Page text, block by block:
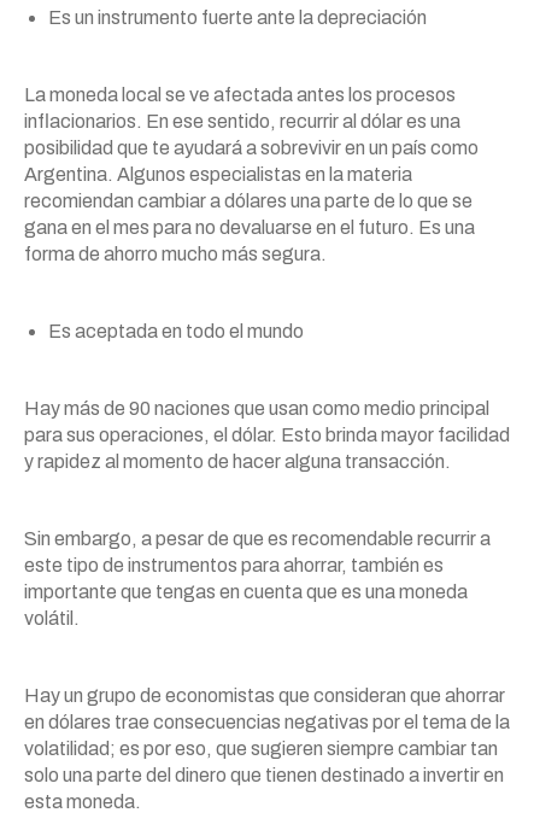
Es un instrumento fuerte ante la depreciación
La moneda local se ve afectada antes los procesos
inflacionarios. En ese sentido, recurrir al dólar es una
posibilidad que te ayudará a sobrevivir en un país como
Argentina. Algunos especialistas en la materia
recomiendan cambiar a dólares una parte de lo que se
gana en el mes para no devaluarse en el futuro. Es una
forma de ahorro mucho más segura.
Es aceptada en todo el mundo
Hay más de 90 naciones que usan como medio principal
para sus operaciones, el dólar. Esto brinda mayor facilidad
y rapidez al momento de hacer alguna transacción.
Sin embargo, a pesar de que es recomendable recurrir a
este tipo de instrumentos para ahorrar, también es
importante que tengas en cuenta que es una moneda
volátil.
Hay un grupo de economistas que consideran que ahorrar
en dólares trae consecuencias negativas por el tema de la
volatilidad; es por eso, que sugieren siempre cambiar tan
solo una parte del dinero que tienen destinado a invertir en
esta moneda.